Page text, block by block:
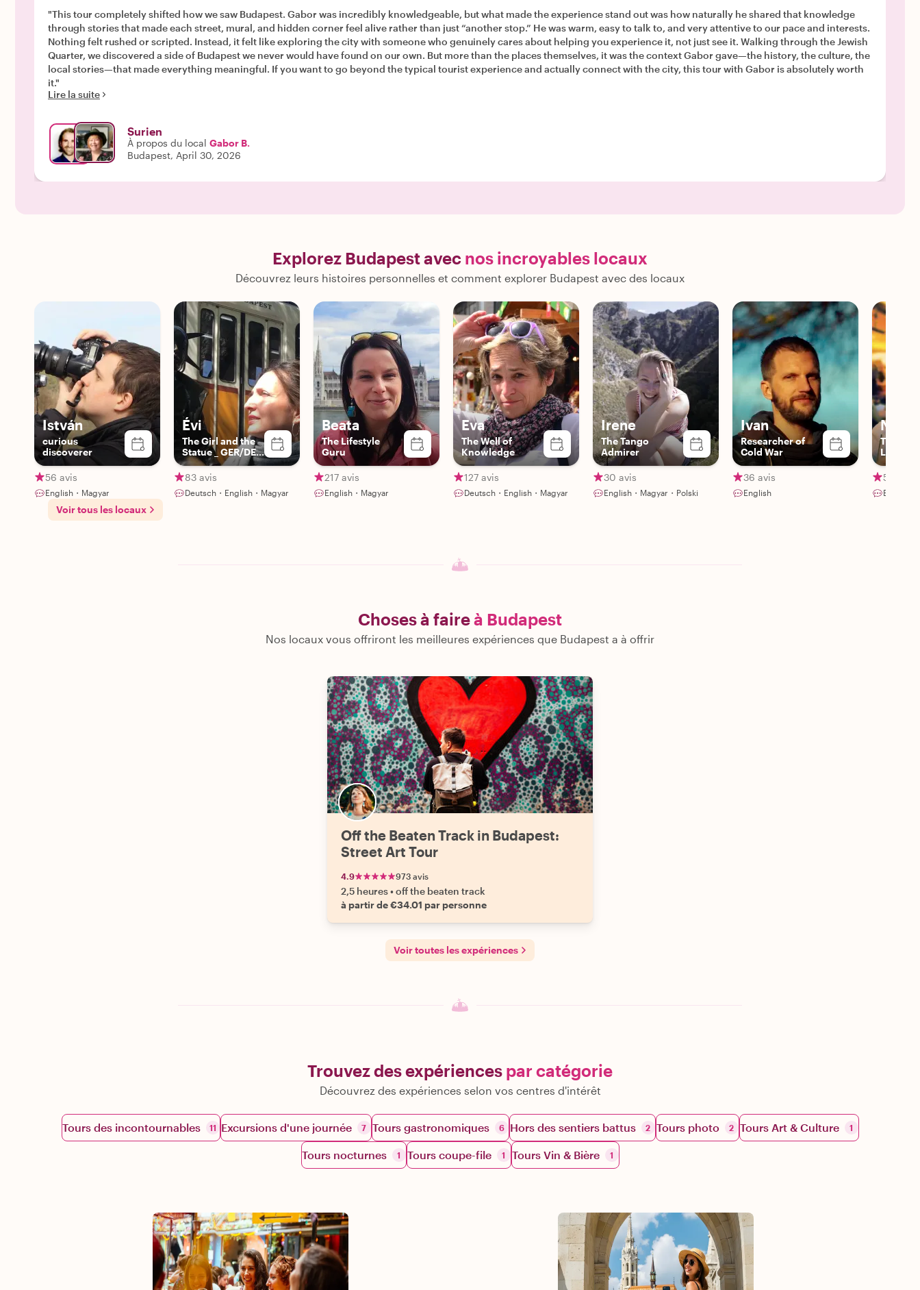
"This tour completely shifted how we saw Budapest. Gabor was incredibly knowledgeable, but what made the experience stand out was how naturally he shared that knowledge
through stories that made each street, mural, and hidden corner feel alive rather than just “another stop.” He was warm, easy to talk to, and very attentive to our pace and interests.
Nothing felt rushed or scripted. Instead, it felt like exploring the city with someone who genuinely cares about helping you experience it, not just see it. Walking through the Jewish
Quarter, we discovered a side of Budapest we never would have found on our own. But more than the places themselves, it was the context Gabor gave—the history, the culture, the
local stories—that made everything meaningful. If you want to go beyond the typical tourist experience and actually connect with the city, this tour with Gabor is absolutely worth
it."
Lire la suite
Surien
À propos du local Gabor B.
Budapest, April 30, 2026
Explorez Budapest avec nos incroyables locaux
Découvrez leurs histoires personnelles et comment explorer Budapest avec des locaux
István
curious
discoverer
56 avis
English・Magyar
Évi
The Girl and the
Statue _ GER/DE
Tours!, Licensed
German-
speaking Tour
Guide
83 avis
Deutsch・English・Magyar
Beata
The Lifestyle
Guru
217 avis
English・Magyar
Eva
The Well of
Knowledge
127 avis
Deutsch・English・Magyar
Irene
The Tango
Admirer
30 avis
English・Magyar・Polski
Ivan
Researcher of
Cold War
36 avis
English
The
Local
524 avis
English
Voir tous les locaux
Choses à faireà Budapest
Nos locaux vous offriront les meilleures expériences que Budapest a à offrir
Off the Beaten Track in Budapest:
Street Art Tour
4.9 973 avis
2,5 heures•off the beaten track
à partir de €34.01 par personne
Voir toutes les expériences
Trouvez des expériences par catégorie
Découvrez des expériences selon vos centres d'intérêt
Tours des incontournables 11 Excursions d'une journée 7 Tours gastronomiques 6 Hors des sentiers battus 2 Tours photo 2 Tours Art & Culture 1
Tours nocturnes 1 Tours coupe-file 1 Tours Vin & Bière 1